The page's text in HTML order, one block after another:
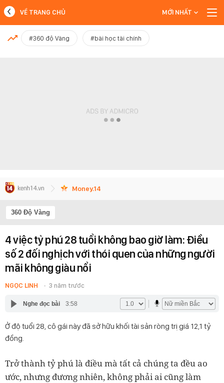
MỚI NHẤT
VỀ TRANG CHỦ MỚI NHẤT
#360 độ Vàng #bài học tài chính
Money.14
360 Độ Vàng
4 việc tỷ phú 28 tuổi không bao giờ làm: Điều
số 2 đối nghịch với thói quen của những người
mãi không giàu nổi
NGỌC LINH 3 năm trước
Nghe đọc bài 3:58
Ở độ tuổi 28, cô gái này đã sở hữu khối tài sản ròng trị giá 12,1 tỷ
đồng.
Trở thành tỷ phú là điều mà tất cả chúng ta đều ao
ước, nhưng đương nhiên, không phải ai cũng làm